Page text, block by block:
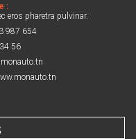
:
eros pharetra pulvinar.
987 654
56